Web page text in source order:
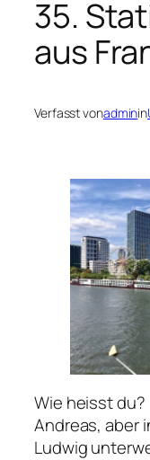
35.
aus
Verfasst vonadminin
Wie heisst du?
Andreas, aber
Ludwig